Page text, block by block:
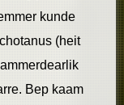
kunde
(heit
Bep kaam